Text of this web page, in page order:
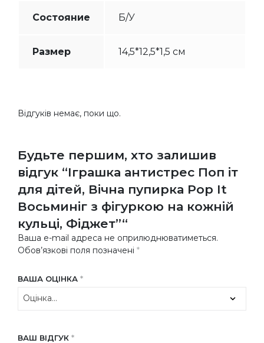
Состояние Б/У
Размер 14,5*12,5*1,5 см
Відгуків немає, поки що.
Будьте першим, хто залишив
відгук “Іграшка антистрес Поп іт
для дітей, Вічна пупирка Pop It
Восьминіг з фігуркою на кожній
кульці, Фіджет”“
Ваша e-mail адреса не оприлюднюватиметься.
Обов’язкові поля позначені *
ВАША ОЦІНКА *
ВАШ ВІДГУК *